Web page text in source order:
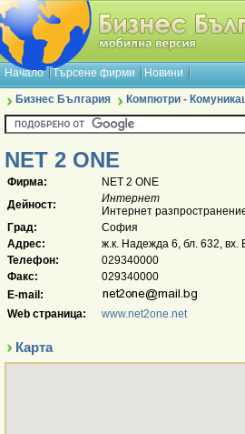
Начало Търсене фирми Новини
Бизнес България Компютри -
NET 2 ONE
Фирма:
NET 2 ONE
Дейност:
Интернет
Интернет
Град:
София
Адрес:
ж.к. Надежда 6, бл. 632, вх.
Телефон:
029340000
Факс:
029340000
E-mail:
Web страница:
www.net2one.net
Карта